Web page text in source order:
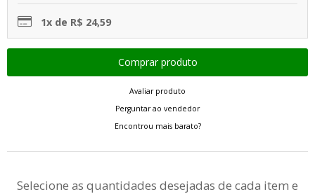
1x de R$ 24,59
Avaliar produto
Perguntar ao vendedor
Encontrou mais barato?
Selecione as quantidades desejadas de cada item e